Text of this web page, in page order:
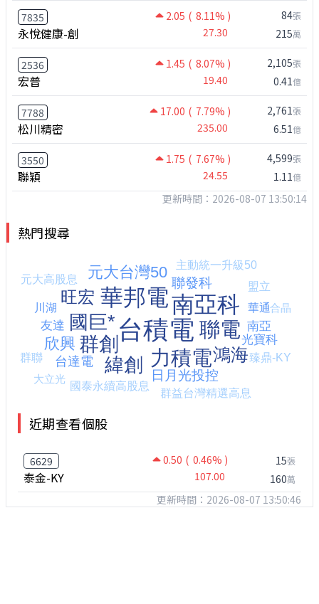
7835 2.05 ( 8.11% )
永悅健康-創 27.30
84張
215萬
2536 1.45 ( 8.07% )
宏普 19.40
2,105張
0.41億
7788 17.00 ( 7.79% )
松川精密 235.00
2,761張
6.51億
3550 1.75 ( 7.67% )
聯穎 24.55
4,599張
1.11億
更新時間：2026-08-07 13:50:14
熱門搜尋
近期查看個股
6629 0.50 ( 0.46% )
泰金-KY 107.00
15張
160萬
更新時間：2026-08-07 13:50:46